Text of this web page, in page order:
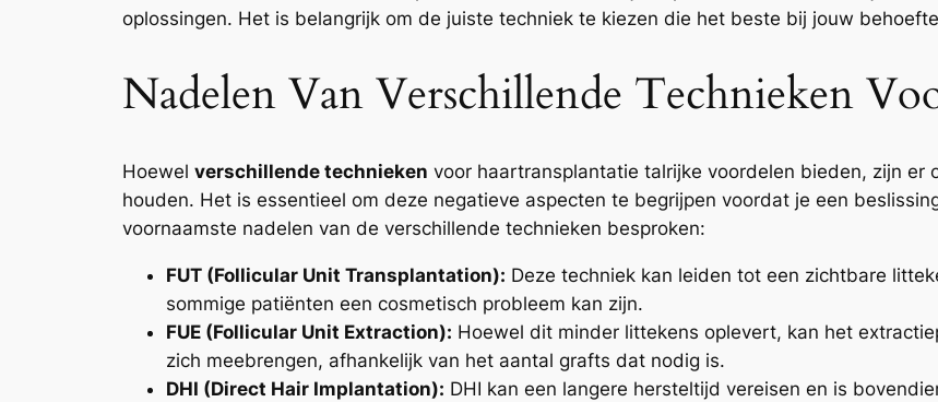
oplossingen. Het is belangrijk om de juiste techniek te kiezen die het beste bij jouw
Nadelen Van Verschillende Technieken
Hoewel verschillende technieken voor haartransplantatie talrijke voordelen bieden, zijn er
houden. Het is essentieel om deze negatieve aspecten te begrijpen voordat je een
voornaamste nadelen van de verschillende technieken besproken:
FUT (Follicular Unit Transplantation): Deze techniek kan leiden tot een zichtbare
sommige patiënten een cosmetisch probleem kan zijn.
FUE (Follicular Unit Extraction): Hoewel dit minder littekens oplevert, kan het
zich meebrengen, afhankelijk van het aantal grafts dat nodig is.
DHI (Direct Hair Implantation): DHI kan een langere hersteltijd vereisen en is